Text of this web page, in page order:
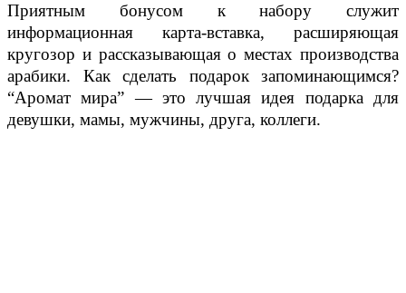
Приятным бонусом к набору служит
информационная карта-вставка, расширяющая
кругозор и рассказывающая о местах производства
арабики. Как сделать подарок запоминающимся?
“Аромат мира” — это лучшая идея подарка для
девушки, мамы, мужчины, друга, коллеги.